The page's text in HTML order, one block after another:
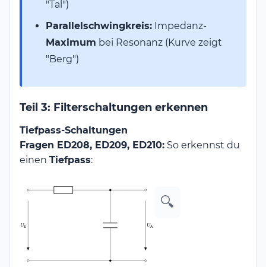
"Tal")
Parallelschwingkreis: Impedanz-
Maximum bei Resonanz (Kurve zeigt
"Berg")
Teil 3: Filterschaltungen erkennen
Tiefpass-Schaltungen
Fragen ED208, ED209, ED210: So erkennst du
einen Tiefpass:
🔍